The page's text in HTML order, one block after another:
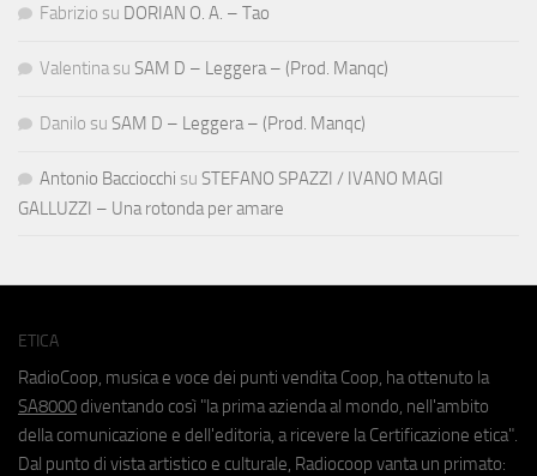
Fabrizio su DORIAN O. A. – Tao
Valentina su SAM D – Leggera – (Prod. Manqc)
Danilo su SAM D – Leggera – (Prod. Manqc)
Antonio Bacciocchi su STEFANO SPAZZI / IVANO MAGI
GALLUZZI – Una rotonda per amare
ETICA
RadioCoop, musica e voce dei punti vendita Coop, ha ottenuto la
SA8000 diventando così "la prima azienda al mondo, nell'ambito
della comunicazione e dell'editoria, a ricevere la Certificazione etica".
Dal punto di vista artistico e culturale, Radiocoop vanta un primato: